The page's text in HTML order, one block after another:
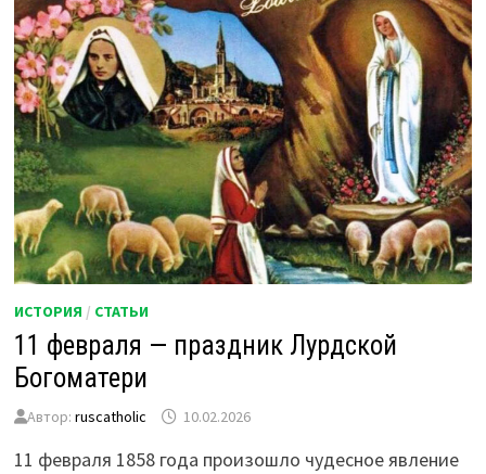
ИСТОРИЯ / СТАТЬИ
11 февраля — праздник Лурдской
Богоматери
Автор:ruscatholic 10.02.2026
11 февраля 1858 года произошло чудесное явление